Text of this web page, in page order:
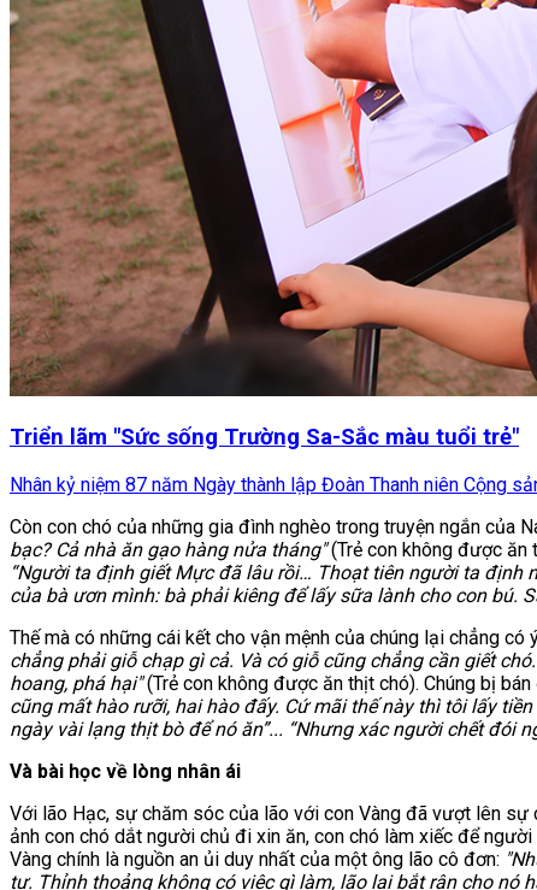
Triển lãm "Sức sống Trường Sa-Sắc màu tuổi trẻ"
Nhân kỷ niệm 87 năm Ngày thành lập Đoàn Thanh niên Cộng
Còn con chó của những gia đình nghèo trong truyện ngắn của
bạc? Cả nhà ăn gạo hàng nửa tháng"(Trẻ con không được ăn
“Người ta định giết Mực đã lâu rồi… Thoạt tiên người ta định
của bà ươn mình: bà phải kiêng để lấy sữa lành cho con bú.
Thế mà có những cái kết cho vận mệnh của chúng lại chẳng có
chẳng phải giỗ chạp gì cả. Và có giỗ cũng chẳng cần giết
hoang, phá hại"(Trẻ con không được ăn thịt chó). Chúng bị
cũng mất hào rưỡi, hai hào đấy. Cứ mãi thế này thì tôi lấy
ngày vài lạng thịt bò để nó ăn”... “Nhưng xác người chết đói
Và bài học về lòng nhân ái
Với lão Hạc, sự chăm sóc của lão với con Vàng đã vượt lên
ảnh con chó dắt người chủ đi xin ăn, con chó làm xiếc để
Vàng chính là nguồn an ủi duy nhất của một ông lão cô đơn:
tự. Thỉnh thoảng không có việc gì làm, lão lại bắt rận cho nó